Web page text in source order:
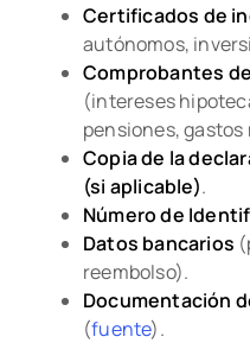
Certificados de
autónomos,
Comprobantes
(intereses
pensiones,
Copia de la
(si aplicable).
Número de
Datos bancarios
reembolso).
Documentación
(fuente).